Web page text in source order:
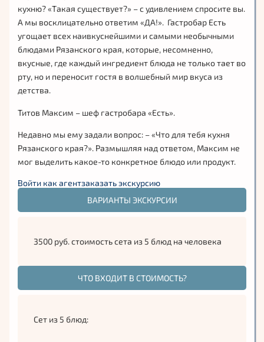
кухню? «Такая существует?» – с удивлением спросите вы.
А мы восклицательно ответим «ДА!». Гастробар Есть
угощает всех наивкуснейшими и самыми необычными
блюдами Рязанского края, которые, несомненно,
вкусные, где каждый ингредиент блюда не только тает во
рту, но и переносит гостя в волшебный мир вкуса из
детства.
Титов Максим – шеф гастробара «Есть».
Недавно мы ему задали вопрос: – «Что для тебя кухня
Рязанского края?». Размышляя над ответом, Максим не
мог выделить какое-то конкретное блюдо или продукт.
«В голове возникают только ассоциации со вкусами из
детства. Это то, чем кормили меня бабушка и мои
родители. Сразу вспоминается лето на даче, когда мы с
вкусный огурец – тот, что только что сорван с грядки, а
время на столе всегда были маринады и соленья,
заготовленные с лета», – ответил нам шеф.
будете вспоминать еще очень долго, но и увлекательная
Войти как агентзаказать экскурсию
ВАРИАНТЫ ЭКСКУРСИИ
3500 руб. стоимость сета из 5 блюд на человека
ЧТО ВХОДИТ В СТОИМОСТЬ?
Сет из 5 блюд: